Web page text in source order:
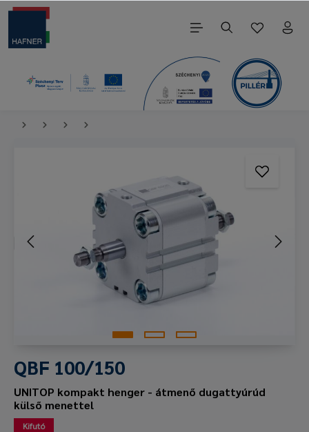
QBF 100/150
UNITOP kompakt henger - átmenő dugattyúrúd
külső menettel
Kifutó